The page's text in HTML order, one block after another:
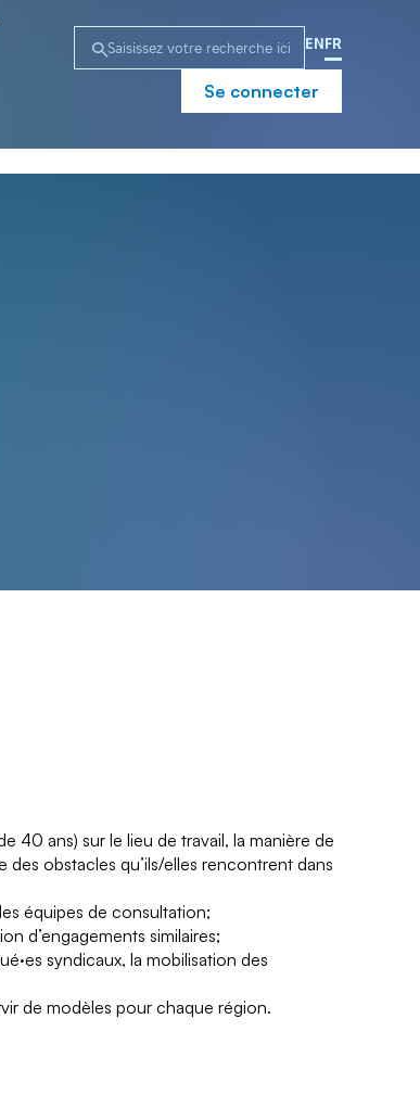
EN FR
Se connecter
40 ans) sur le lieu de travail, la manière de
des obstacles qu’ils/elles rencontrent dans
équipes de consultation;
d’engagements similaires;
syndicaux, la mobilisation des
de modèles pour chaque région.